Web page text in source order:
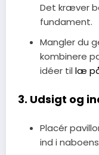
Det kræver
fundament.
Mangler du
kombinere
idéer til læ
3. Udsigt og
Placér
ind i